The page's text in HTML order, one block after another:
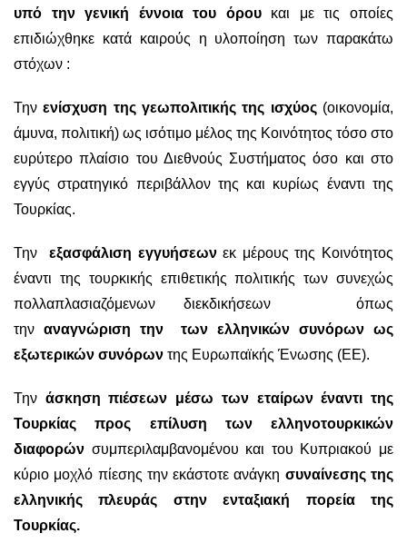
υπό την γενική έννοια του όρουκαι με τις οποίες
επιδιώχθηκε κατά καιρούς η υλοποίηση των παρακάτω
στόχων :
Τηνενίσχυση της γεωπολιτικής της ισχύος(οικονομία,
άμυνα, πολιτική) ως ισότιμο μέλος της Κοινότητος τόσο στο
ευρύτερο πλαίσιο του Διεθνούς Συστήματος όσο και στο
εγγύς στρατηγικό περιβάλλον της και κυρίως έναντι της
Τουρκίας.
Τηνεξασφάλιση εγγυήσεωνεκ μέρους της Κοινότητος
έναντι της τουρκικής επιθετικής πολιτικής των συνεχώς
πολλαπλασιαζόμενων διεκδικήσεων όπως
την αναγνώριση την των ελληνικών συνόρων ως
εξωτερικών συνόρων της Ευρωπαϊκής Ένωσης (ΕΕ).
Την άσκηση πιέσεων μέσω των εταίρων έναντι της
Τουρκίας προς επίλυση των ελληνοτουρκικών
διαφορών συμπεριλαμβανομένου και του Κυπριακού με
κύριο μοχλό πίεσης την εκάστοτε ανάγκη συναίνεσης της
ελληνικής πλευράς στην ενταξιακή πορεία της
Τουρκίας.